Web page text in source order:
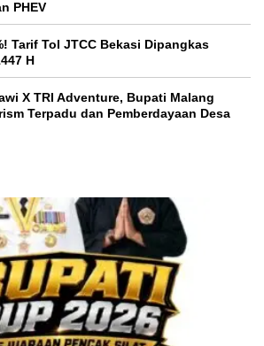
PHEV
Tarif Tol JTCC Bekasi Dipangkas
H
X TRI Adventure, Bupati Malang
Terpadu dan Pemberdayaan Desa